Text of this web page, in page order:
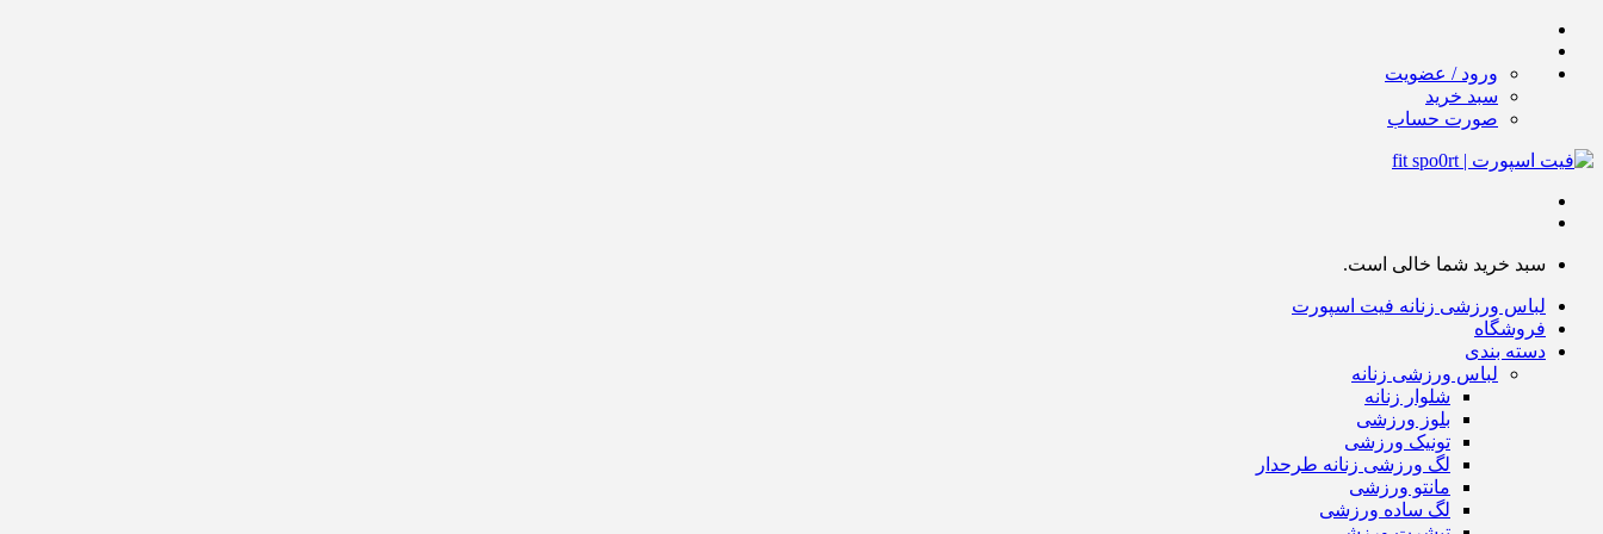
ورود / عضویت
سبد خرید
صورت حساب
سبد خرید شما خالی است.
لباس ورزشی زنانه فیت اسپورت
فروشگاه
دسته بندی
لباس ورزشی زنانه
شلوار زنانه
بلوز ورزشی
تونیک ورزشی
لگ ورزشی زنانه طرحدار
مانتو ورزشی
لگ ساده ورزشی